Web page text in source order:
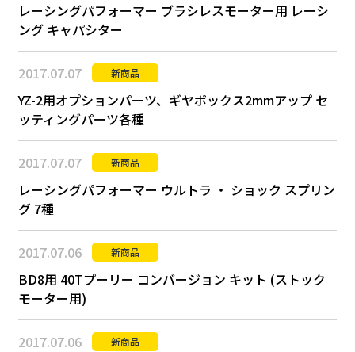
レーシングパフォーマー ブラシレスモーター用 レーシ
ング キャパシター
2017.07.07 新商品
YZ-2用オプションパーツ、ギヤボックス2mmアップ セ
ッティングパーツ各種
2017.07.07 新商品
レーシングパフォーマー ウルトラ ・ ショック スプリン
グ 7種
2017.07.06 新商品
BD8用 40Tプーリー コンバージョン キット (ストック
モーター用)
2017.07.06 新商品